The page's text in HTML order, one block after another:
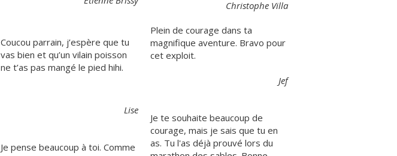
Coucou parrain, j’espère que tu
vas bien et qu’un vilain poisson
ne t’as pas mangé le pied hihi.
Lise
Je pense beaucoup à toi. Comme
Christophe Villa
Plein de courage dans ta
magnifique aventure. Bravo pour
cet exploit.
Jef
Je te souhaite beaucoup de
courage, mais je sais que tu en
as. Tu l'as déjà prouvé lors du